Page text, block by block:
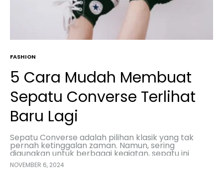
FASHION
5 Cara Mudah Membuat
Sepatu Converse Terlihat
Baru Lagi
Sepatu Converse adalah pilihan klasik yang tak
pernah ketinggalan zaman. Namun, sering
digunakan untuk berbagai kegiatan, sepatu ini
kerap terkena debu, noda, dan kotoran yang
membuatnya tampak kusam. Untungnya, ada…
NOVEMBER 6, 2024